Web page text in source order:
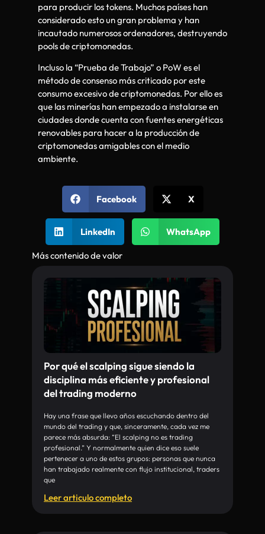
para producir los tokens. Muchos países han
considerado esto un gran problema y han
incautado numerosos ordenadores, destruyendo
pools de criptomonedas.
Incluso la “Prueba de Trabajo” o PoW es el
método de consenso más criticado por este
consumo excesivo de criptomonedas. Por ello es
que las minerías han empezado a instalarse en
ciudades donde cuenta con fuentes energéticas
renovables para hacer a la producción de
criptomonedas amigables con el medio
ambiente.
Facebook X
LinkedIn WhatsApp
Más contenido de valor
Por qué el scalping sigue siendo la
disciplina más eficiente y profesional
del trading moderno
Hay una frase que llevo años escuchando dentro del
mundo del trading y que, sinceramente, cada vez me
parece más absurda: “El scalping no es trading
profesional.” Y normalmente quien dice eso suele
pertenecer a uno de estos grupos: personas que nunca
han trabajado realmente con flujo institucional, traders
que
Leer articulo completo